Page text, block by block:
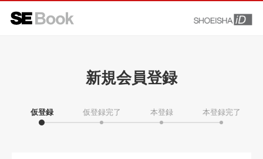
新規会員登録
仮登録 仮登録完了 本登録 本登録完了